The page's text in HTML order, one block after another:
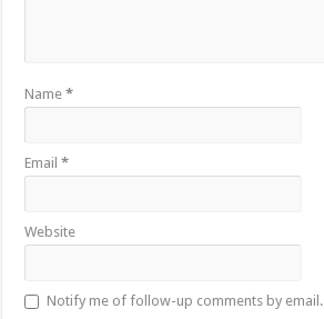
Name*
Email*
Website
Notify me of follow-up comments by email.